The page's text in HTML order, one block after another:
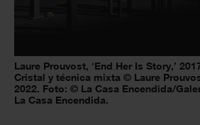
Laure Prouvost, ‘End Her Is Story,’
Cristal y técnica mixta © Laure
2022. Foto: © La Casa Encendida/
La Casa Encendida.